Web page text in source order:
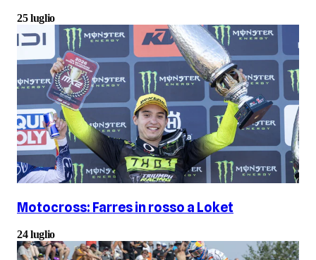
25 luglio
Motocross: Farres in rosso a Loket
24 luglio